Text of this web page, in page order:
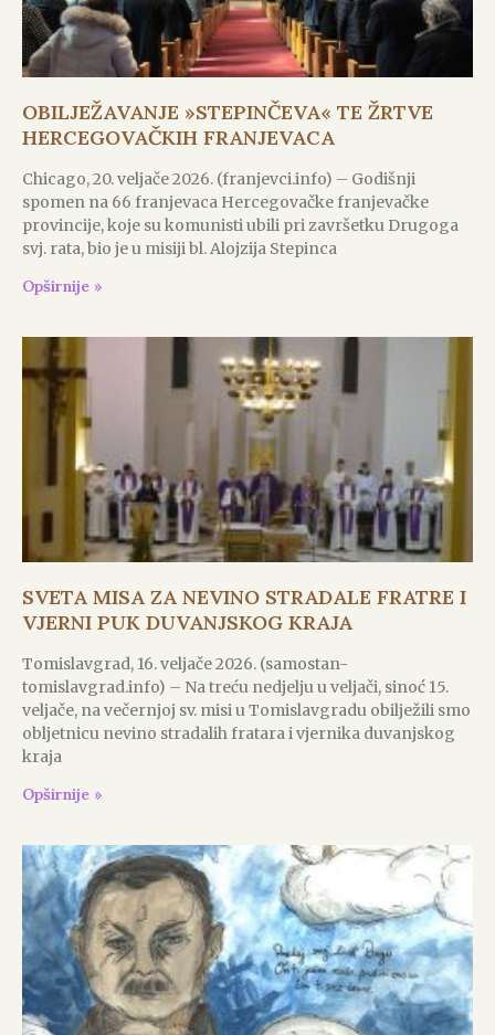
OBILJEŽAVANJE »STEPINČEVA« TE ŽRTVE
HERCEGOVAČKIH FRANJEVACA
Chicago, 20. veljače 2026. (franjevci.info) – Godišnji
spomen na 66 franjevaca Hercegovačke franjevačke
provincije, koje su komunisti ubili pri završetku Drugoga
svj. rata, bio je u misiji bl. Alojzija Stepinca
Opširnije »
SVETA MISA ZA NEVINO STRADALE FRATRE I
VJERNI PUK DUVANJSKOG KRAJA
Tomislavgrad, 16. veljače 2026. (samostan-
tomislavgrad.info) – Na treću nedjelju u veljači, sinoć 15.
veljače, na večernjoj sv. misi u Tomislavgradu obilježili smo
obljetnicu nevino stradalih fratara i vjernika duvanjskog
kraja
Opširnije »